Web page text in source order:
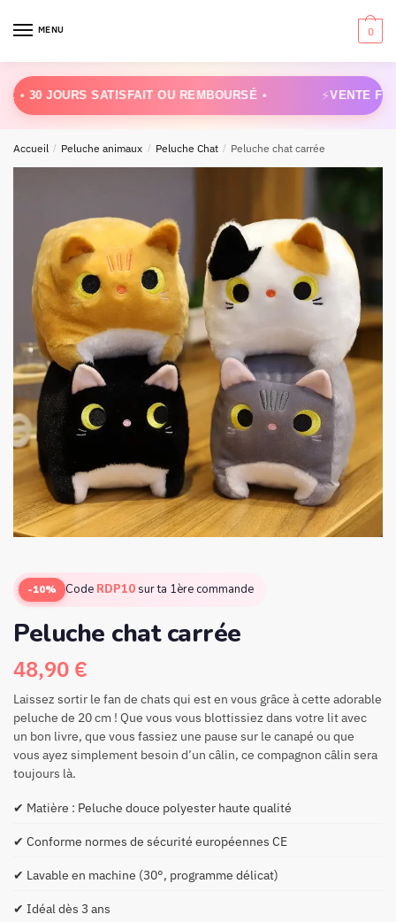
MENU 0
JOURS SATISFAIT OU REMBOURSÉ VENTE FLASH
Accueil / Peluche animaux / Peluche Chat / Peluche chat carrée
-10% Code RDP10 sur ta 1ère commande
Peluche chat carrée
48,90 €
Laissez sortir le fan de chats qui est en vous grâce à cette adorable
peluche de 20 cm ! Que vous vous blottissiez dans votre lit avec
un bon livre, que vous fassiez une pause sur le canapé ou que
vous ayez simplement besoin d’un câlin, ce compagnon câlin sera
toujours là.
✔ Matière : Peluche douce polyester haute qualité
✔ Conforme normes de sécurité européennes CE
✔ Lavable en machine (30°, programme délicat)
✔ Idéal dès 3 ans